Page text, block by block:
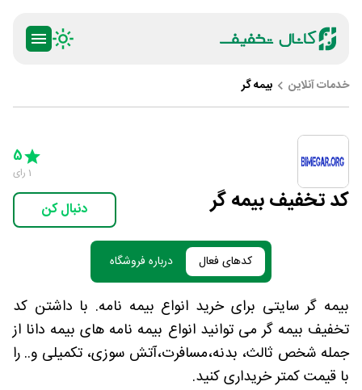
خدمات آنلاین بیمه گر
کد تخفیف بیمه گر
5 Stars
5
1 رای
دنبال کن
کدهای فعال درباره فروشگاه
بیمه گر سایتی برای خرید انواع بیمه نامه. با داشتن کد
تخفیف بیمه گر می توانید انواع بیمه نامه های بیمه دانا از
جمله شخص ثالث، بدنه،مسافرت،آتش سوزی، تکمیلی و.. را
با قیمت کمتر خریداری کنید.